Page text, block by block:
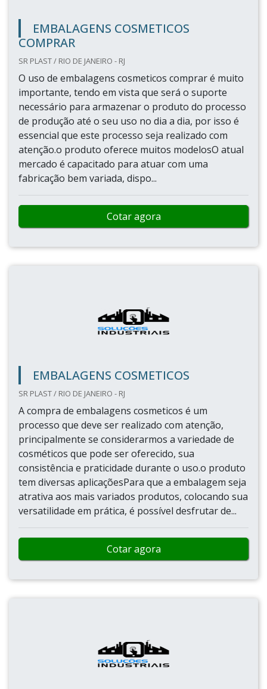
EMBALAGENS COSMETICOS
COMPRAR
SR PLAST / RIO DE JANEIRO - RJ
O uso de embalagens cosmeticos comprar é muito
importante, tendo em vista que será o suporte
necessário para armazenar o produto do processo
de produção até o seu uso no dia a dia, por isso é
essencial que este processo seja realizado com
atenção.o produto oferece muitos modelosO atual
mercado é capacitado para atuar com uma
fabricação bem variada, dispo...
Cotar agora
EMBALAGENS COSMETICOS
SR PLAST / RIO DE JANEIRO - RJ
A compra de embalagens cosmeticos é um
processo que deve ser realizado com atenção,
principalmente se considerarmos a variedade de
cosméticos que pode ser oferecido, sua
consistência e praticidade durante o uso.o produto
tem diversas aplicaçõesPara que a embalagem seja
atrativa aos mais variados produtos, colocando sua
versatilidade em prática, é possível desfrutar de...
Cotar agora